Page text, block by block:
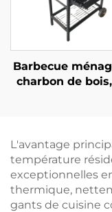
Barbecue
charbon de
L'avantage
température
exceptionnelles
thermique,
gants de cuisine